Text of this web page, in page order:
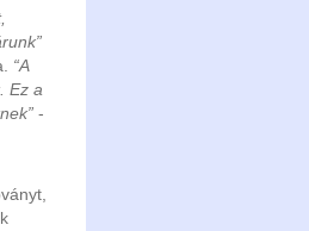
“A
Ez a
-